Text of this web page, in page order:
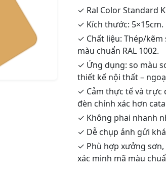
✓ Ral Color Standard
✓ Kích thước: 5×15cm.
✓ Chất liệu: Thép/
màu chuẩn RAL 1002.
✓ Ứng dụng: so màu
thiết kế nội thất –
✓ Cảm thực tế và trực
đèn chính xác hơn
✓ Không phai nhanh
✓ Dễ chụp ảnh gửi
✓ Phù hợp xưởng
xác minh mã màu